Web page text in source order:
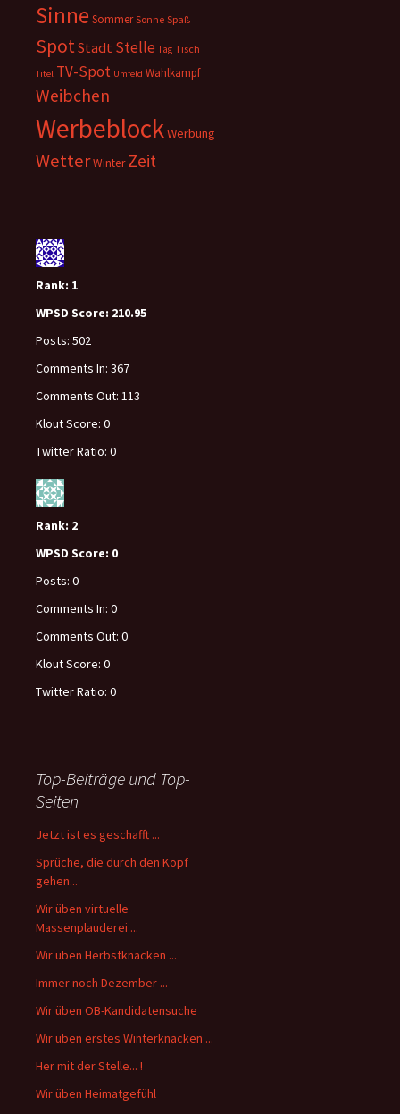
Sinne Sommer Sonne Spaß
SpotStadt Stelle Tag Tisch
Titel TV-Spot Umfeld Wahlkampf
Weibchen
WerbeblockWerbung
WetterWinter Zeit
Rank: 1
WPSD Score: 210.95
Posts: 502
Comments In: 367
Comments Out: 113
Klout Score: 0
Twitter Ratio: 0
Rank: 2
WPSD Score: 0
Posts: 0
Comments In: 0
Comments Out: 0
Klout Score: 0
Twitter Ratio: 0
Top-Beiträge und Top-
Seiten
Jetzt ist es geschafft ...
Sprüche, die durch den Kopf
gehen...
Wir üben virtuelle
Massenplauderei ...
Wir üben Herbstknacken ...
Immer noch Dezember ...
Wir üben OB-Kandidatensuche
Wir üben erstes Winterknacken ...
Her mit der Stelle... !
Wir üben Heimatgefühl